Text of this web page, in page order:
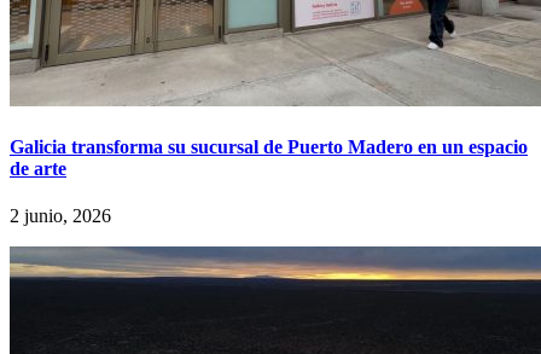
Galicia transforma su sucursal de Puerto Madero en un espacio
de arte
2 junio, 2026